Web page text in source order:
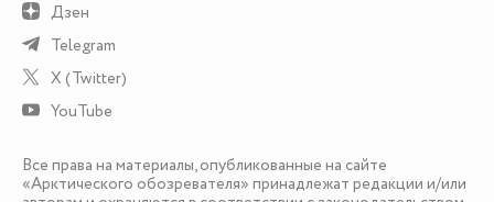
Дзен
Telegram
X (Twitter)
YouTube
Все права на материалы, опубликованные на сайте
«Арктического обозревателя» принадлежат редакции и/или